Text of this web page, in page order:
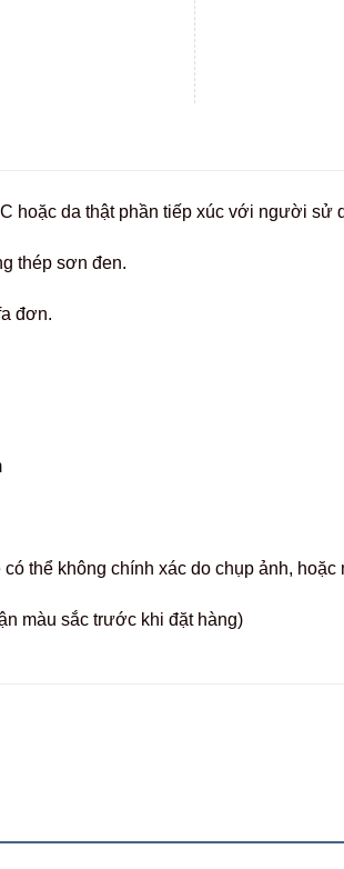
hoặc da thật phần tiếp xúc với người sử
thép sơn đen.
đơn.
thể không chính xác do chụp ảnh, hoặc
màu sắc trước khi đặt hàng)